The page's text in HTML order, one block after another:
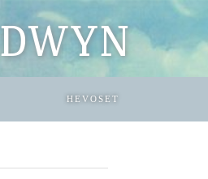
HEVOSET